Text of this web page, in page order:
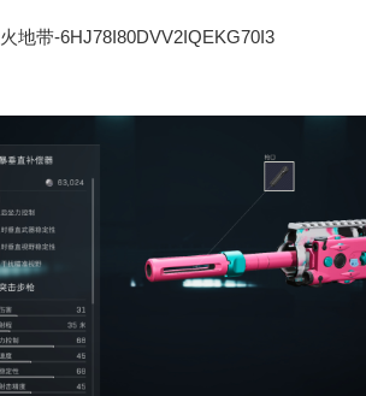
地带-6HJ78I80DVV2IQEKG70I3